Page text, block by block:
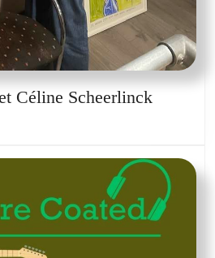
Céline ScheerlinckCulture
Céline